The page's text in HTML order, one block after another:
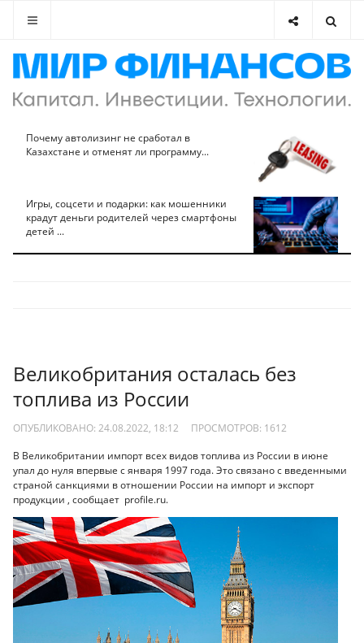
Почему автолизинг не сработал в
Казахстане и отменят ли программу...
Игры, соцсети и подарки: как мошенники
крадут деньги родителей через смартфоны
детей ...
Великобритания осталась без
топлива из России
ОПУБЛИКОВАНО: 24.08.2022, 18:12 ПРОСМОТРОВ: 1612
В Великобритании импорт всех видов топлива из России в июне
упал до нуля впервые с января 1997 года. Это связано с введенными
страной санкциями в отношении России на импорт и экспорт
продукции , сообщает profile.ru.